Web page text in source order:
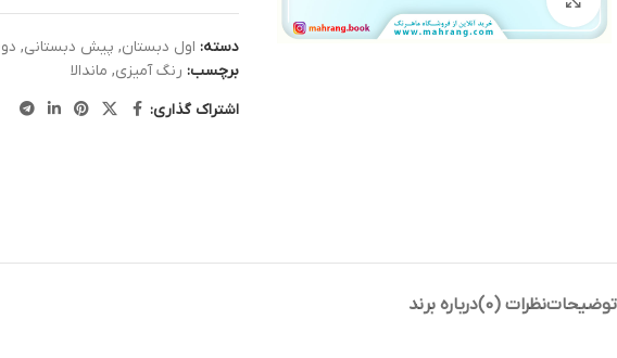
دسته: اول دبستان, پیش دبستانی,
برچسب: رنگ آمیزی, ماندالا
اشتراک گذاری:
توضیحاتنظرات (0) درباره برند